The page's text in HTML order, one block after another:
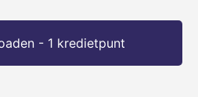
- 1 kredietpunt